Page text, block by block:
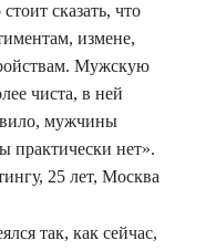
сказать, что
измене,
Мужскую
чиста, в ней
мужчины
практически нет».
25 лет, Москва
так, как сейчас,